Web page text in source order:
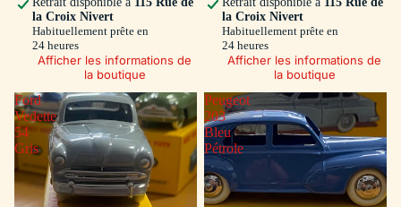
la Croix Nivert
Habituellement prête en
24 heures
Afficher les informations de
la boutique
la Croix Nivert
Habituellement prête en
24 heures
Afficher les informations de
la boutique
Ford
Vedette
54
Gris
Peugeot
203
Bleu
Pétrole